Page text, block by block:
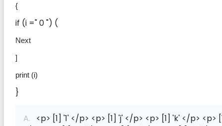
{
if (i =" 0 ") (
Next
]
print (i)
}
A. <p> [1] '1' </p> <p> [1] 'j' </p> <p> [1] 'k' </p> <p>